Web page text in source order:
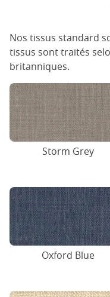
Nos tissus standard
tissus sont traités
britanniques.
Storm Grey
Oxford Blue